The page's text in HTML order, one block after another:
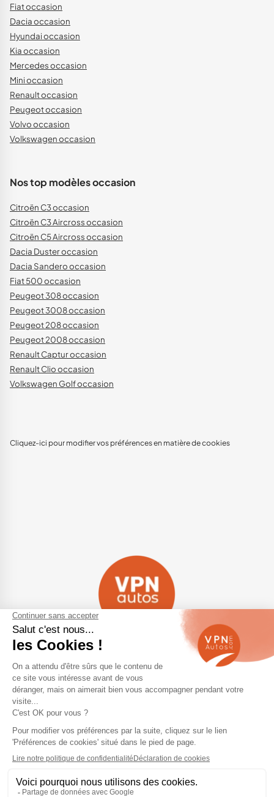
Fiat occasion
Dacia occasion
Hyundai occasion
Kia occasion
Mercedes occasion
Mini occasion
Renault occasion
Peugeot occasion
Volvo occasion
Volkswagen occasion
Nos top modèles occasion
Citroën C3 occasion
Citroën C3 Aircross occasion
Citroën C5 Aircross occasion
Dacia Duster occasion
Dacia Sandero occasion
Fiat 500 occasion
Peugeot 308 occasion
Peugeot 3008 occasion
Peugeot 208 occasion
Peugeot 2008 occasion
Renault Captur occasion
Renault Clio occasion
Volkswagen Golf occasion
Cliquez-ici pour modifier vos préférences en matière de cookies
Navigation
Qui sommes-nous ?
Contactez-nous
VPN Autos Pro - Notre site de
voitures d'occasion pour
professionnels & marchands
Plan du site
Mentions légales
Rejoindre le réseau VPN Autos
Blog
Me connecter
Suivez-nous